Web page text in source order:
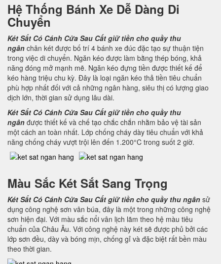
Hệ Thống Bánh Xe Dễ Dàng Di
Chuyển
Két Sắt Có Cánh Cửa Sau Cất giữ tiền cho quầy thu
ngân chân két được bố trí 4 bánh xe đúc đặc tạo sự thuận tiện
trong việc di chuyển. Ngăn kéo được làm bằng thép bóng, khả
năng đóng mở mạnh mẽ. Ngăn kéo đựng tiền được thiết kế để
kéo hàng triệu chu kỳ. Đây là loại ngăn kéo thả tiền tiêu chuẩn
phù hợp nhất đối với cả những ngân hàng, siêu thị có lượng giao
dịch lớn, thời gian sử dụng lâu dài.
Két Sắt Có Cánh Cửa Sau Cất giữ tiền cho quầy thu
ngân được thiết kế và chế tạo chắc chắn nhằm bảo vệ tài sản
một cách an toàn nhất. Lớp chống cháy dày tiêu chuẩn với khả
năng chống cháy vượt trội lên đến 1.200°C trong suốt 2 giờ.
Màu Sắc Két Sắt Sang Trọng
Két Sắt Có Cánh Cửa Sau Cất giữ tiền cho quầy thu ngân sử
dụng công nghệ sơn vân búa, đây là một trong những công nghệ
sơn hiện đại. Với màu sắc nổi vân lịch lãm theo hệ màu tiêu
chuẩn của Châu Âu. Với công nghệ này két sẽ được phủ bởi các
lớp sơn đều, dày và bóng mịn, chống gỉ và đặc biệt rất bền màu
theo thời gian.